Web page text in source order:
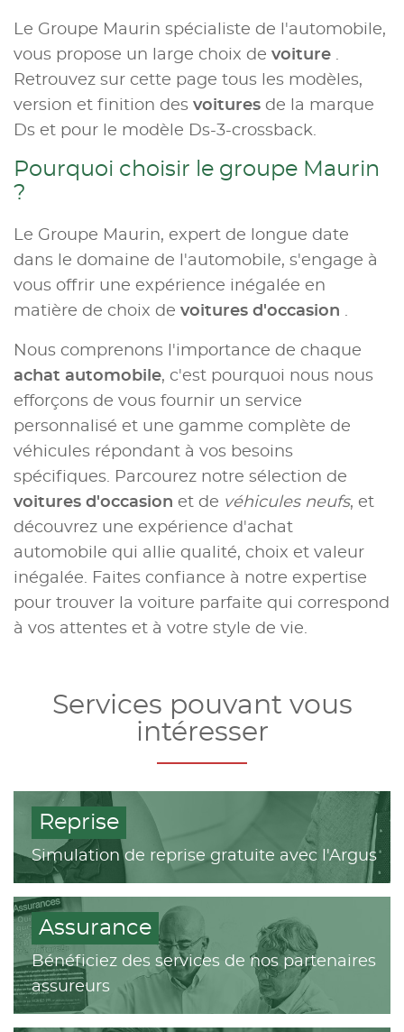
Le Groupe Maurin spécialiste de l'automobile,
vous propose un large choix de voiture .
Retrouvez sur cette page tous les modèles,
version et finition des voitures de la marque
Ds et pour le modèle Ds-3-crossback.
Pourquoi choisir le groupe Maurin
?
Le Groupe Maurin, expert de longue date
dans le domaine de l'automobile, s'engage à
vous offrir une expérience inégalée en
matière de choix de voitures d'occasion .
Nous comprenons l'importance de chaque
achat automobile, c'est pourquoi nous nous
efforçons de vous fournir un service
personnalisé et une gamme complète de
véhicules répondant à vos besoins
spécifiques. Parcourez notre sélection de
voitures d'occasion et de véhicules neufs, et
découvrez une expérience d'achat
automobile qui allie qualité, choix et valeur
inégalée. Faites confiance à notre expertise
pour trouver la voiture parfaite qui correspond
à vos attentes et à votre style de vie.
Services pouvant vous
intéresser
Reprise
Simulation de reprise gratuite avec l'Argus
Assurance
Bénéficiez des services de nos partenaires
assureurs